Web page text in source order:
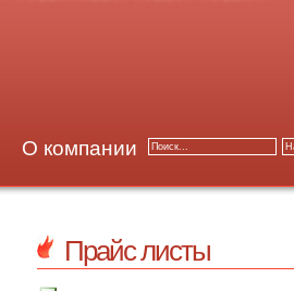
О компании
Прайс листы